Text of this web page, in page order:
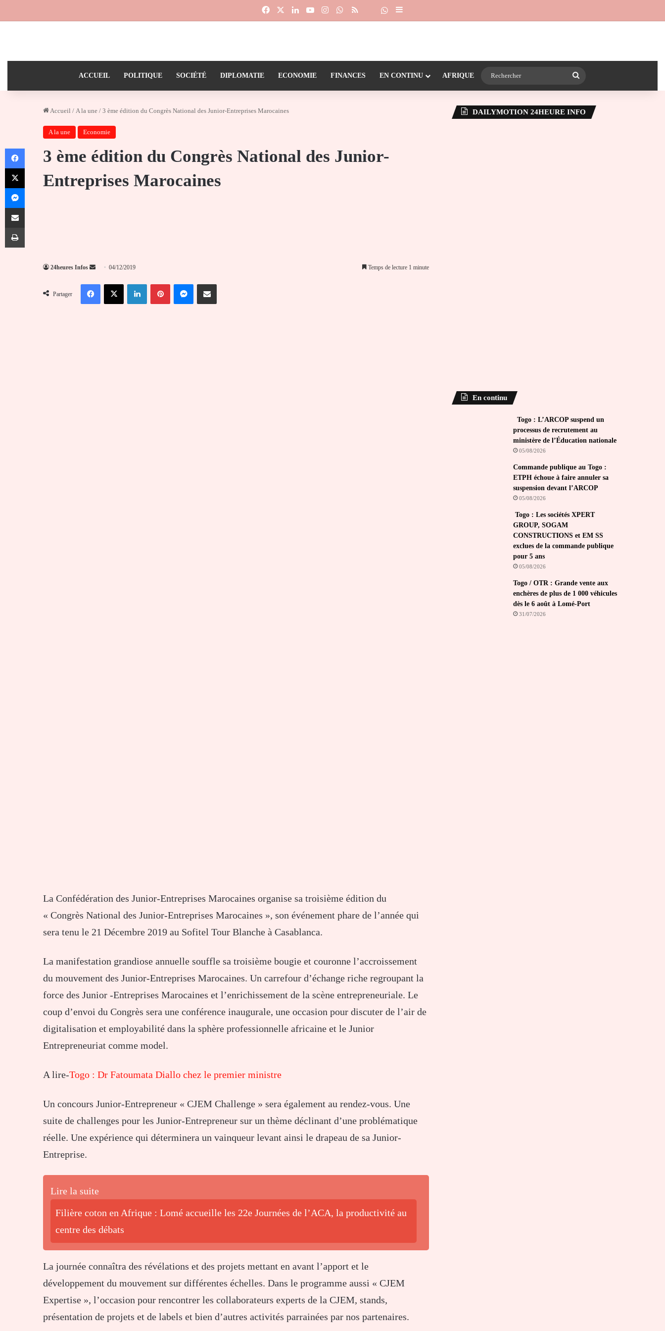
FacebookLinkedinYouTubeInstagramWhatsApp
RSS Dailymotion
Suivre la chaîne 24heureinfo sur WhatsApp
Sidebar (barre latérale)
ACCUEIL POLITIQUE SOCIÉTÉ DIPLOMATIE ECONOMIE FINANCES EN CONTINU AFRIQUE
Accueil / A la une / 3 ème édition du Congrès National des Junior-Entreprises Marocaines
A la une Economie
3 ème édition du Congrès National des Junior-
Entreprises Marocaines
24heures Infos
Envoyer
courriel
04/12/2019 Temps de lecture 1 minute
Partager
FacebookX LinkedinPinterestMessengerPartager par email
La Confédération des Junior-Entreprises Marocaines organise sa troisième édition du
« Congrès National des Junior-Entreprises Marocaines », son événement phare de l’année qui
sera tenu le 21 Décembre 2019 au Sofitel Tour Blanche à Casablanca.
La manifestation grandiose annuelle souffle sa troisième bougie et couronne l’accroissement
du mouvement des Junior-Entreprises Marocaines. Un carrefour d’échange riche regroupant la
force des Junior -Entreprises Marocaines et l’enrichissement de la scène entrepreneuriale. Le
coup d’envoi du Congrès sera une conférence inaugurale, une occasion pour discuter de l’air de
digitalisation et employabilité dans la sphère professionnelle africaine et le Junior
Entrepreneuriat comme model.
A lire-Togo : Dr Fatoumata Diallo chez le premier ministre
Un concours Junior-Entrepreneur « CJEM Challenge » sera également au rendez-vous. Une
suite de challenges pour les Junior-Entrepreneur sur un thème déclinant d’une problématique
réelle. Une expérience qui déterminera un vainqueur levant ainsi le drapeau de sa Junior-
Entreprise.
Lire la suite
Filière coton en Afrique : Lomé accueille les 22e Journées de l’ACA, la productivité au
centre des débats
La journée connaîtra des révélations et des projets mettant en avant l’apport et le
développement du mouvement sur différentes échelles. Dans le programme aussi « CJEM
Expertise », l’occasion pour rencontrer les collaborateurs experts de la CJEM, stands,
présentation de projets et de labels et bien d’autres activités parrainées par nos partenaires.
DAILYMOTION 24HEURE INFO
En continu
Togo : L’ARCOP suspend un
processus de recrutement au
ministère de l’Éducation nationale
05/08/2026
Commande publique au Togo :
ETPH échoue à faire annuler sa
suspension devant l’ARCOP
05/08/2026
Togo : Les sociétés XPERT
GROUP, SOGAM
CONSTRUCTIONS et EM SS
exclues de la commande publique
pour 5 ans
05/08/2026
Togo / OTR : Grande vente aux
enchères de plus de 1 000 véhicules
dès le 6 août à Lomé-Port
31/07/2026
Facebook
X
Messenger
Partager par email